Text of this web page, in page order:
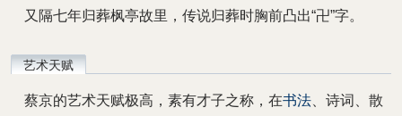
又隔七年归葬枫亭故里，传说归葬时胸前凸出“卍”字。
艺术天赋
蔡京的艺术天赋极高，素有才子之称，在书法 、诗词、散